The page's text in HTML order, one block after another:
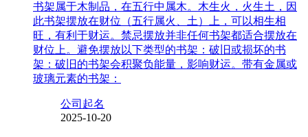
书架属于木制品，在五行中属木。木生火，火生土，因
此书架摆放在财位（五行属火、土）上，可以相生相
旺，有利于财运。禁忌摆放并非任何书架都适合摆放在
财位上。避免摆放以下类型的书架：破旧或损坏的书
架：破旧的书架会积聚负能量，影响财运。带有金属或
玻璃元素的书架：
公司起名
2025-10-20